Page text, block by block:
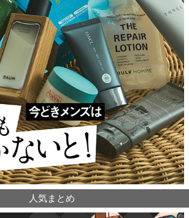
人気まとめ